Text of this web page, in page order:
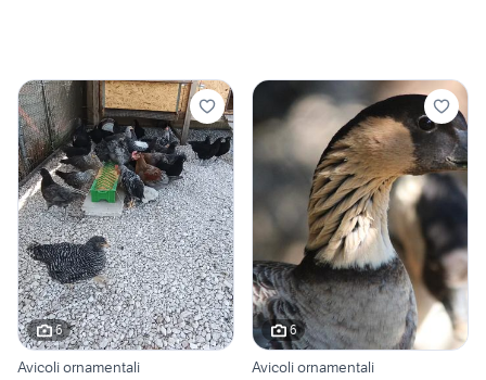
6
Avicoli ornamentali
6
Avicoli ornamentali